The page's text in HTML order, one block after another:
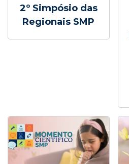
2º Simpósio das
Regionais SMP